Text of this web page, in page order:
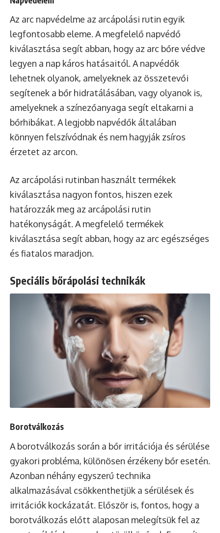
Az arc napvédelme az arcápolási rutin egyik
legfontosabb eleme. A megfelelő napvédő
kiválasztása segít abban, hogy az arc bőre védve
legyen a nap káros hatásaitól. A napvédők
lehetnek olyanok, amelyeknek az összetevői
segítenek a bőr hidratálásában, vagy olyanok is,
amelyeknek a színezőanyaga segít eltakarni a
bőrhibákat. A legjobb napvédők általában
könnyen felszívódnak és nem hagyják zsíros
érzetet az arcon.
Az arcápolási rutinban használt termékek
kiválasztása nagyon fontos, hiszen ezek
határozzák meg az arcápolási rutin
hatékonyságát. A megfelelő termékek
kiválasztása segít abban, hogy az arc egészséges
és fiatalos maradjon.
Speciális bőrápolási technikák
Borotválkozás
A borotválkozás során a bőr irritációja és sérülése
gyakori probléma, különösen érzékeny bőr esetén.
Azonban néhány egyszerű technika
alkalmazásával csökkenthetjük a sérülések és
irritációk kockázatát. Először is, fontos, hogy a
borotválkozás előtt alaposan melegítsük fel az